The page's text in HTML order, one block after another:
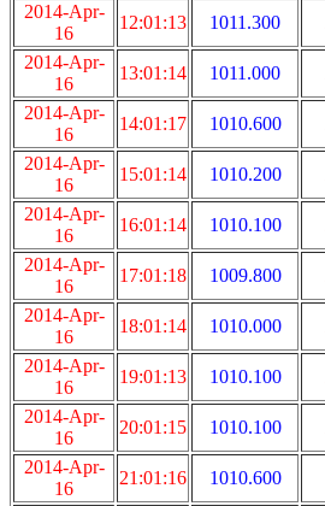
2014-Apr-
16
12:01:13 1011.300
2014-Apr-
16
13:01:14 1011.000
2014-Apr-
16
14:01:17 1010.600
2014-Apr-
16
15:01:14 1010.200
2014-Apr-
16
16:01:14 1010.100
2014-Apr-
16
17:01:18 1009.800
2014-Apr-
16
18:01:14 1010.000
2014-Apr-
16
19:01:13 1010.100
2014-Apr-
16
20:01:15 1010.100
2014-Apr-
16
21:01:16 1010.600